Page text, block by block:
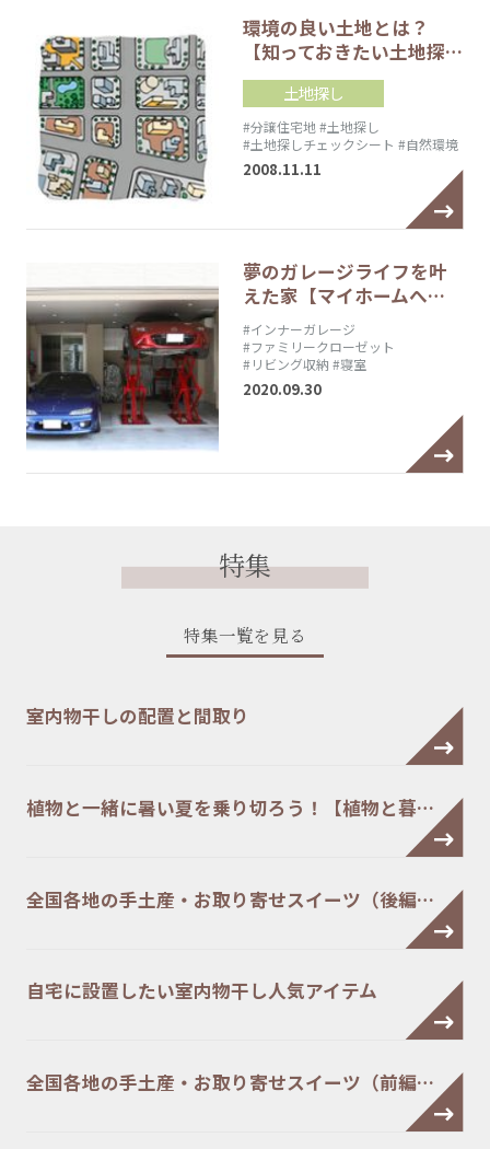
環境の良い土地とは？
【知っておきたい土地探…
土地探し
#分譲住宅地#土地探し
#土地探しチェックシート #自然環境
2008.11.11
夢のガレージライフを叶
えた家【マイホームへ…
#インナーガレージ
#ファミリークローゼット
#リビング収納 #寝室
2020.09.30
特集
特集一覧を見る
室内物干しの配置と間取り
植物と一緒に暑い夏を乗り切ろう！【植物と暮…
全国各地の手土産・お取り寄せスイーツ（後編…
自宅に設置したい室内物干し人気アイテム
全国各地の手土産・お取り寄せスイーツ（前編…